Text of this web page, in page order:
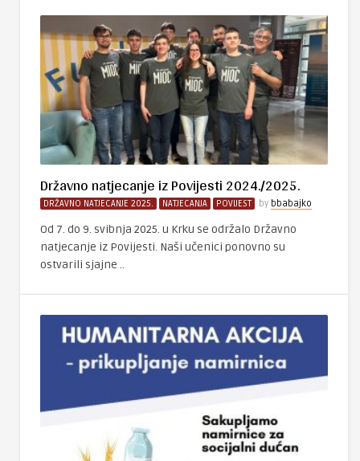
Državno natjecanje iz Povijesti 2024./2025.
DRŽAVNO NATJECANJE 2025. NATJECANJA POVIJEST by bbabajko
Od 7. do 9. svibnja 2025. u Krku se održalo Državno
natjecanje iz Povijesti. Naši učenici ponovno su
ostvarili sjajne ..